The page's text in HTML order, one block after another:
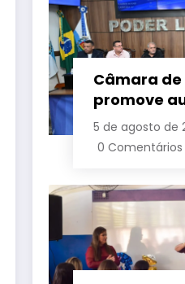
Câmara
promove
para
5 de agosto de
0 Comentários